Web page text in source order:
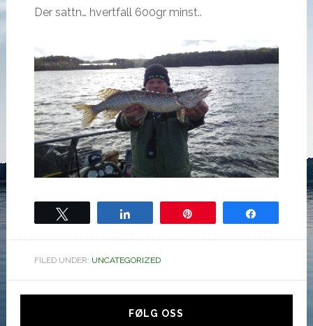
Der sattn… hvertfall 600gr minst..
FILED UNDER: UNCATEGORIZED
Hoved
FØLG OSS